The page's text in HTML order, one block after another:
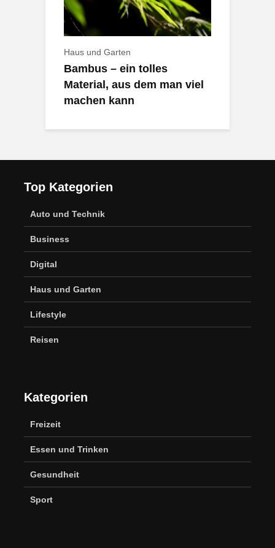
Haus und Garten
Bambus – ein tolles
Material, aus dem man viel
machen kann
Top Kategorien
Auto und Technik
Business
Digital
Haus und Garten
Lifestyle
Reisen
Kategorien
Freizeit
Essen und Trinken
Gesundheit
Sport